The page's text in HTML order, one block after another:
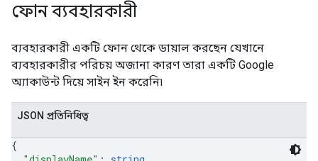
ফোন ব্যবহারকারী
ব্যবহারকারী একটি ফোন থেকে ডায়াল করছেন যেখানে
ব্যবহারকারীর পরিচয় অজানা কারণ তারা একটি Google
অ্যাকাউন্ট দিয়ে সাইন ইন করেনি৷
JSON প্রতিনিধিত্ব
{